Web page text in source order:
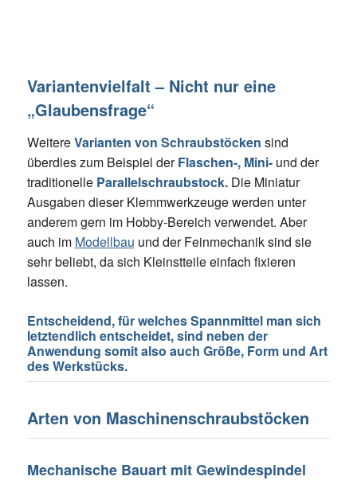
Variantenvielfalt – Nicht nur eine
„Glaubensfrage“
WeitereVarianten von Schraubstöcken sind
überdies zum Beispiel derFlaschen-, Mini-und der
traditionelle Parallelschraubstock. Die Miniatur
Ausgaben dieser Klemmwerkzeuge werden unter
anderem gern im Hobby-Bereich verwendet. Aber
auch im Modellbau und der Feinmechanik sind sie
sehr beliebt, da sich Kleinstteile einfach fixieren
lassen.
Entscheidend, für welches Spannmittel man sich
letztendlich entscheidet, sind neben der
Anwendung somit also auch Größe, Form und Art
des Werkstücks.
Arten von Maschinenschraubstöcken
Mechanische Bauart mit Gewindespindel